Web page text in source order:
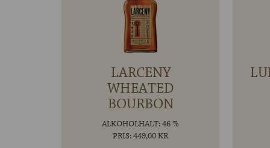
LARCENY
WHEATED
BOURBON
ALKOHOLHALT: 46 %
PRIS: 449,00 KR